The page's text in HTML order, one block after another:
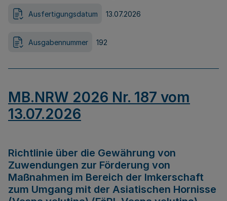
Ausfertigungsdatum 13.07.2026
Ausgabennummer 192
MB.NRW 2026 Nr. 187 vom
13.07.2026
Richtlinie über die Gewährung von
Zuwendungen zur Förderung von
Maßnahmen im Bereich der Imkerschaft
zum Umgang mit der Asiatischen Hornisse